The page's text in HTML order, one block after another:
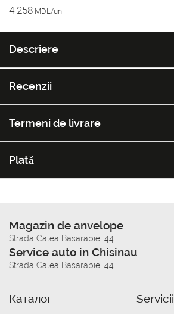
4 258 MDL/un
Descriere
Recenzii
Termeni de livrare
Plată
Magazin de anvelope
Strada Calea Basarabiei 44
Service auto in Chisinau
Strada Calea Basarabiei 44
Каталог Servicii